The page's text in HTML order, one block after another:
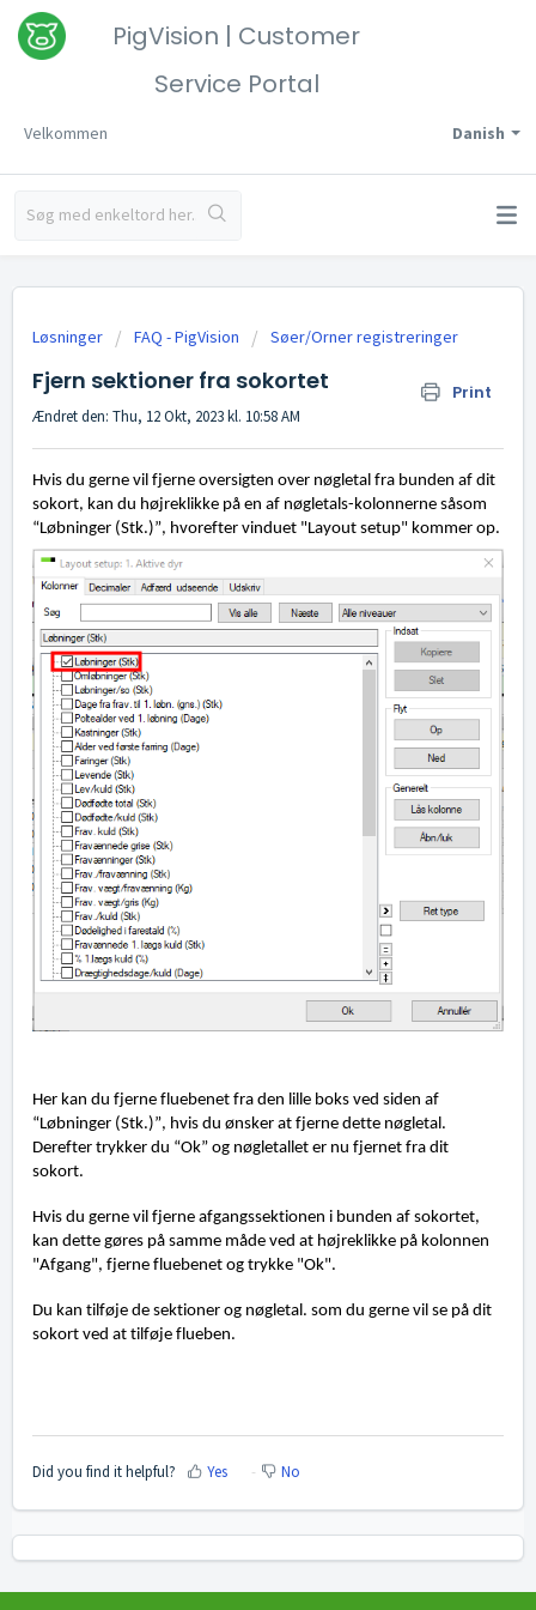
PigVision | Customer
Service Portal
Danish
Velkommen
Løsninger FAQ - PigVision Søer/Orner registreringer
Fjern sektioner fra sokortet Print
Ændret den: Thu, 12 Okt, 2023 kl. 10:58 AM
Hvis du gerne vil fjerne oversigten over nøgletal fra bunden af dit
sokort, kan du højreklikke på en af nøgletals-kolonnerne såsom
“Løbninger (Stk.)”, hvorefter vinduet "Layout setup" kommer op.
Her kan du fjerne fluebenet fra den lille boks ved siden af
“Løbninger (Stk.)”, hvis du ønsker at fjerne dette nøgletal.
Derefter trykker du “Ok” og nøgletallet er nu fjernet fra dit
sokort.
Hvis du gerne vil fjerne afgangssektionen i bunden af sokortet,
kan dette gøres på samme måde ved at højreklikke på kolonnen
"Afgang", fjerne fluebenet og trykke "Ok".
Du kan tilføje de sektioner og nøgletal. som du gerne vil se på dit
sokort ved at tilføje flueben.
Did you find it helpful? Yes No